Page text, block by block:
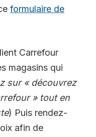
formulaire de
Carrefour
magasins qui
sur « découvrez
» tout en
) Puis rendez-
afin de